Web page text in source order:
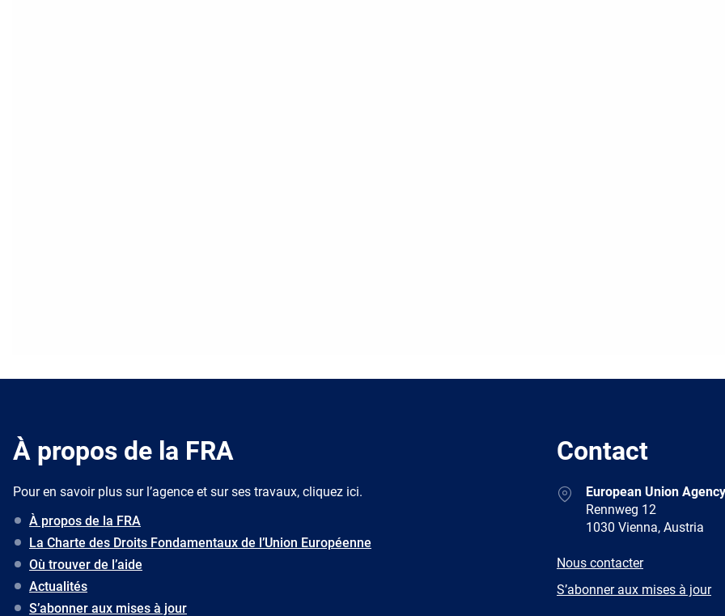
À propos de la FRA
Pour en savoir plus sur l’agence et sur ses travaux, cliquez ici.
À propos de la FRA
La Charte des Droits Fondamentaux de l’Union Européenne
Où trouver de l’aide
Actualités
S’abonner aux mises à jour
Contact
AddressEuropean Union
Rennweg 12
1030 Vienna, Austria
E-
Nous contacter
Newsletter
S’abonner aux mises à jour